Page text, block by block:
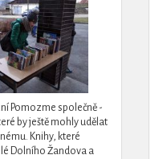
Pomozme společně -
by ještě mohly udělat
Knihy, které
Dolního Žandova a